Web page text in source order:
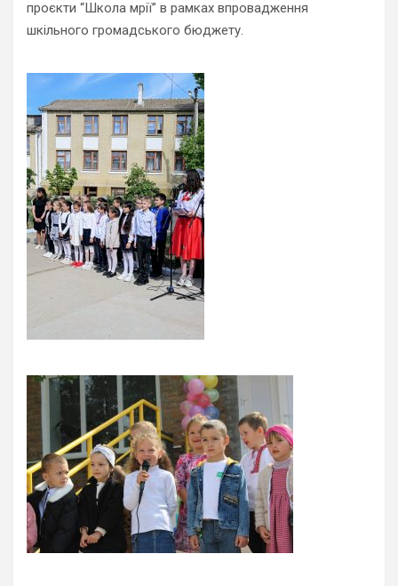
проєкти “Школа мрії” в рамках впровадження
шкільного громадського бюджету.